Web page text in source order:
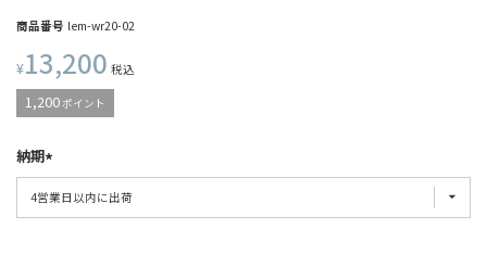
商品番号 lem-wr20-02
¥13,200 税込
1,200ポイント
納期